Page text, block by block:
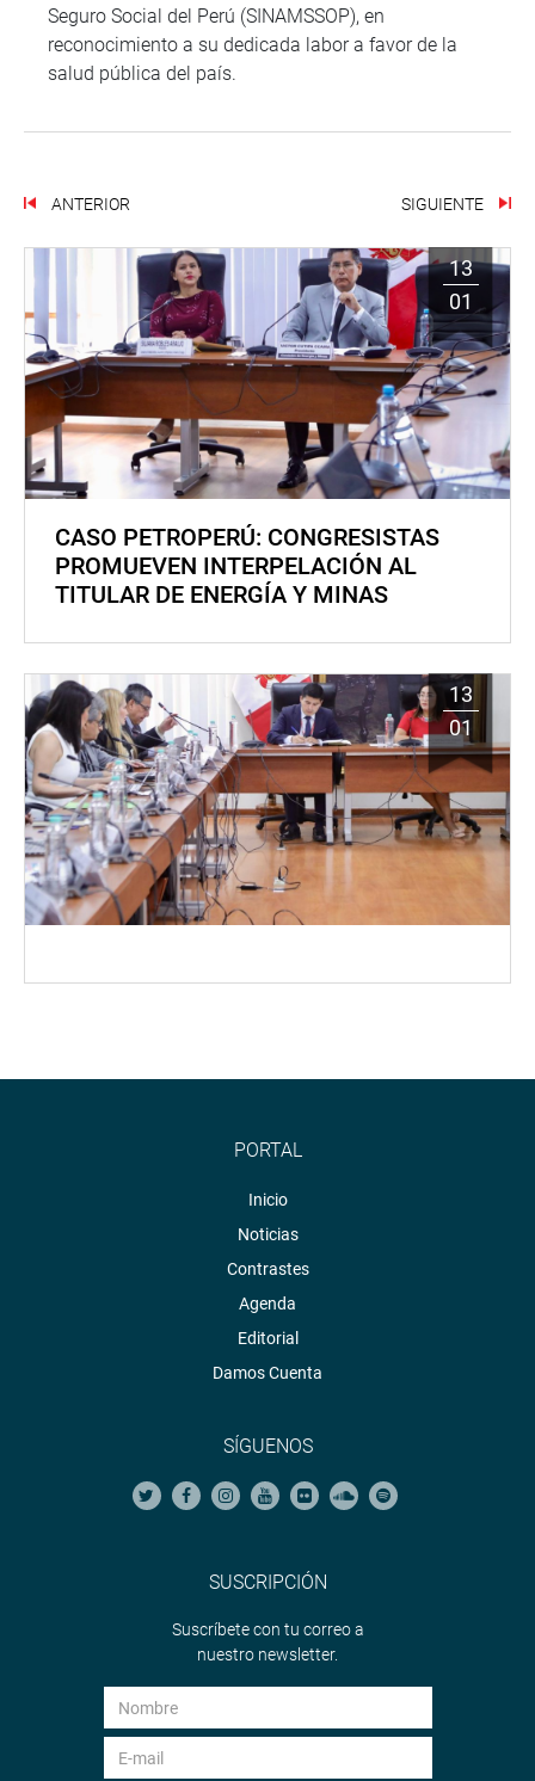
Seguro Social del Perú (SINAMSSOP), en
reconocimiento a su dedicada labor a favor de la
salud pública del país.
ANTERIOR SIGUIENTE
13
01
CASO PETROPERÚ: CONGRESISTAS
PROMUEVEN INTERPELACIÓN AL
TITULAR DE ENERGÍA Y MINAS
13
01
PORTAL
Inicio
Noticias
Contrastes
Agenda
Editorial
Damos Cuenta
SÍGUENOS
SUSCRIPCIÓN
Suscríbete con tu correo a
nuestro newsletter.